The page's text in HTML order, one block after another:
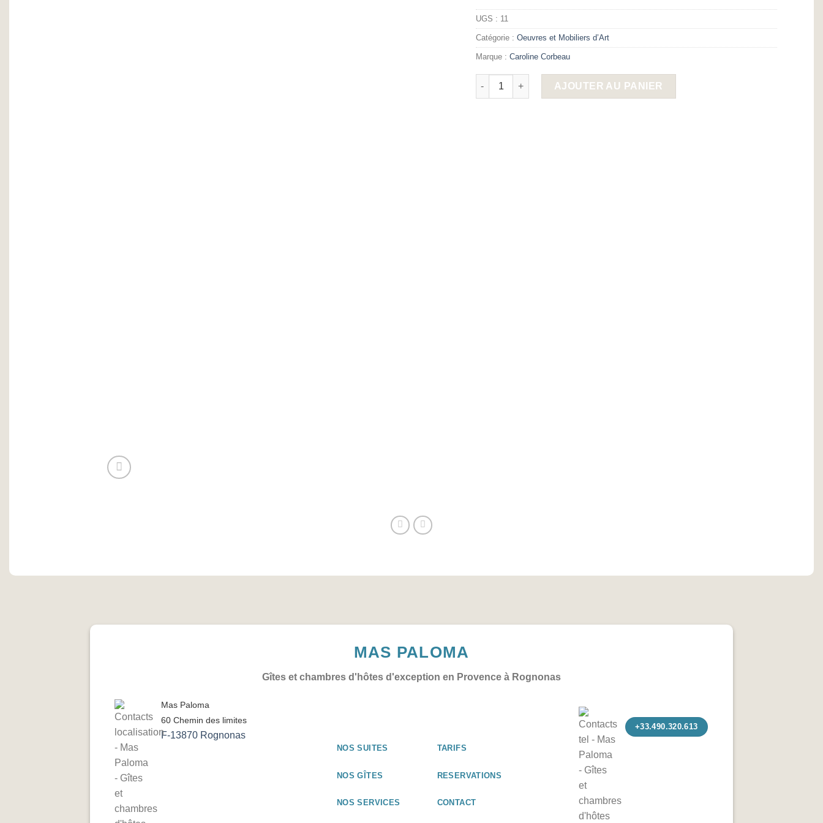
UGS : 11
Catégorie : Oeuvres et Mobiliers d’Art
Marque : Caroline Corbeau
quantité de Cabinet Mikado par Caroline CORBEAU
AJOUTER AU PANIER
MAS PALOMA
Gîtes et chambres d'hôtes d'exception en Provence à Rognonas
Mas Paloma
60 Chemin des limites
F-13870 Rognonas
NOS SUITES
NOS GÎTES
NOS SERVICES
TARIFS
RESERVATIONS
CONTACT
+33.490.320.613